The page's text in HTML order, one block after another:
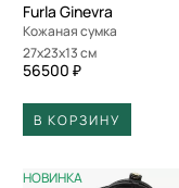
Furla Ginevra
Кожаная сумка
27x23x13 см
56500 ₽
В КОРЗИНУ
НОВИНКА